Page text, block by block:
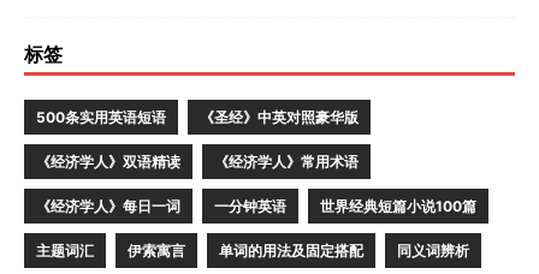
标签
500条实用英语短语 《圣经》中英对照豪华版
《经济学人》双语精读 《经济学人》常用术语
《经济学人》每日一词 一分钟英语 世界经典短篇小说100篇
主题词汇 伊索寓言 单词的用法及固定搭配 同义词辨析